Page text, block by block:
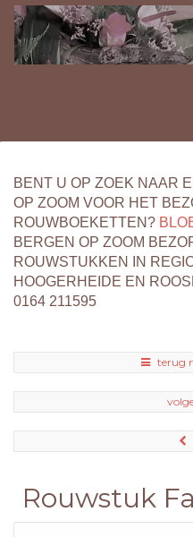
BENT U OP ZOEK NAAR
OP ZOOM VOOR HET
ROUWBOEKETTEN?
BERGEN OP ZOOM
ROUWSTUKKEN IN
HOOGERHEIDE EN
0164 211595
terug
Rouwstuk